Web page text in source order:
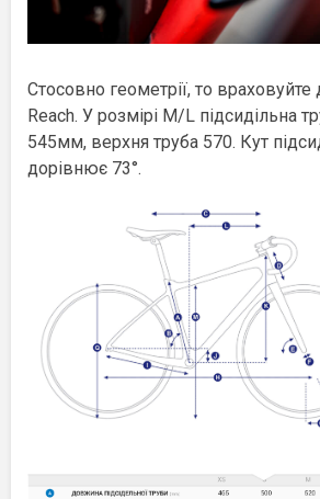
Стосовно геометрії, то
Reach. У розмірі M/L підсидільна
545мм, верхня труба 570. Кут
дорівнює 73°.